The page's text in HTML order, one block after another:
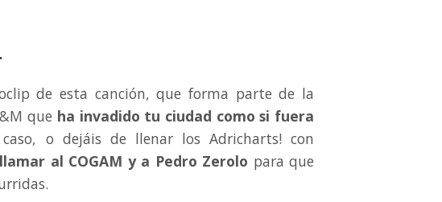
de esta canción, que forma parte de la
que ha invadido tu ciudad como si fuera
o dejáis de llenar los Adricharts! con
al COGAM y a Pedro Zerolo para que